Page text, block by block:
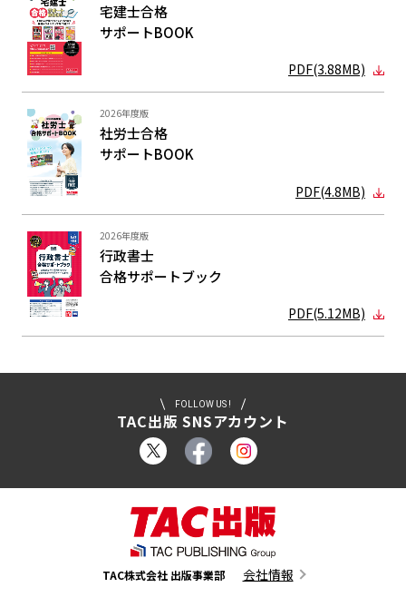
宅建士合格
サポートBOOK
PDF(3.88MB)
2026年度版
社労士合格
サポートBOOK
PDF(4.8MB)
2026年度版
行政書士
合格サポートブック
PDF(5.12MB)
FOLLOW US !
TAC出版 SNSアカウント
TAC株式会社 出版事業部 会社情報